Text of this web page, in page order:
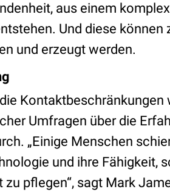
aus einem
Und diese
und erzeugt werden.
Kontaktbeschränkungen
Umfragen über die
„Einige Menschen
und ihre Fähigkeit,
pflegen“, sagt Mark